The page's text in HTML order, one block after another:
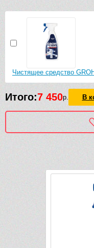
Чистящее средство
Итого:7 450р. В